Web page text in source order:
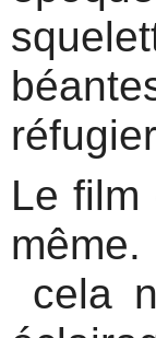
Le film
cela